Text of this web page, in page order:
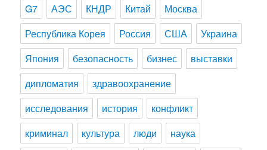
G7 АЭС КНДР Китай
Москва
Республика Корея
Россия США
Украина
Япония
безопасность бизнес
выставки
дипломатия
здравоохранение
исследования
история
конфликт
криминал
культура люди
наука